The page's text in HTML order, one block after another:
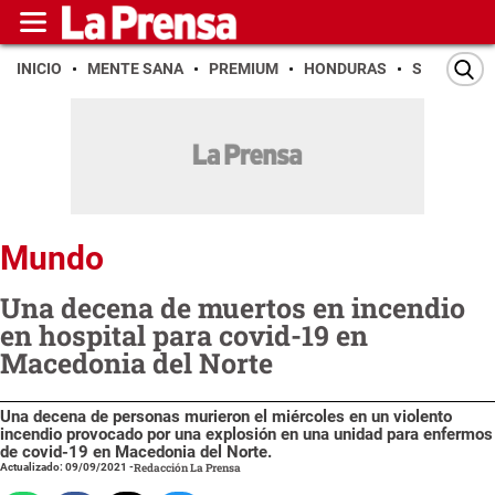
INICIO MENTE SANA PREMIUM HONDURAS SAN PEDRO
Mundo
Una decena de muertos en incendio
en hospital para covid-19 en
Macedonia del Norte
Una decena de personas murieron el miércoles en un violento
incendio provocado por una explosión en una unidad para enfermos
de covid-19 en Macedonia del Norte.
Actualizado: 09/09/2021 -Redacción La Prensa